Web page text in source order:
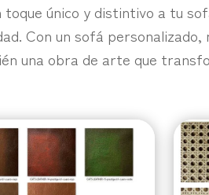
único y distintivo a tu
Con un sofá personalizado,
una obra de arte que